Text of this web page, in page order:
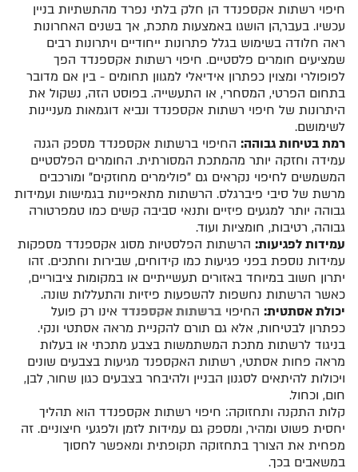
חיפוי רשתות אקספנדד הן חלק בלתי נפרד מהתשתיות בניין
עכשיו. בעבר,הן הושגו באמצעות מתכת, אך בשנים האחרונות
ראה חלודה בשימוש בגלל פתרונות ייחודיים ויתרונות רבים
שמציעים חומרים פלסטיים. חיפוי רשתות אקספנדד הפך
לפופולרי ומצוין כפתרון אידיאלי למגוון תחומים - בין אם מדובר
בתחום הפרטי, המסחרי, או התעשייה. בפוסט הזה, נשקול את
היתרונות של חיפוי רשתות אקספנדד ונביא דוגמאות מעניינות
לשימושם.
רמת בטיחות גבוהה: החיפוי ברשתות אקספנדד מספק הגנה
עמידה וחזקה יותר מהמתכת המסורתית. החומרים הפלסטיים
המשמשים לחיפוי נקראים גם "פולימרים מחוזקים" ומורכבים
מרשת של סיבי פיברגלס. הרשתות מתאפיינות בגמישות ועמידות
גבוהה יותר למגעים פיזיים ותנאי סביבה קשים כמו טמפרטורה
גבוהה, רטיבות, חומציות ועוד.
עמידות לפגיעות: הרשתות הפלסטיות מסוג אקספנדד מספקות
עמידות נוספת בפני פגיעות כמו קידוחים, שבירות וחתכים. זהו
יתרון חשוב במיוחד באזורים תעשייתיים או במקומות ציבוריים,
כאשר הרשתות נחשפות להשפעות פיזיות והתעללות שונה.
יכולת אסתטית: החיפוי ברשתות אקספנדד אינו רק פועל
כפתרון לבטיחות, אלא גם תורם להקניית מראה אסתטי ונקי.
בניגוד לרשתות מתכת המשתמשות בצבע מתכתי או בעלות
מראה פחות אסתטי, רשתות האקספנד מגיעות בצבעים שונים
ויכולות להיתאים לסגנון הבניין ולהיבחר בצבעים כגון שחור, לבן,
חום, וכחול.
קלות התקנה ותחזוקה: חיפוי רשתות אקספנדד הוא תהליך
יחסית פשוט ומהיר, ומספק גם עמידות לזמן ולפגעי חיצוניים. זה
מפחית את הצורך בתחזוקה תקופתית ומאפשר לחסוך
במשאבים בכך.